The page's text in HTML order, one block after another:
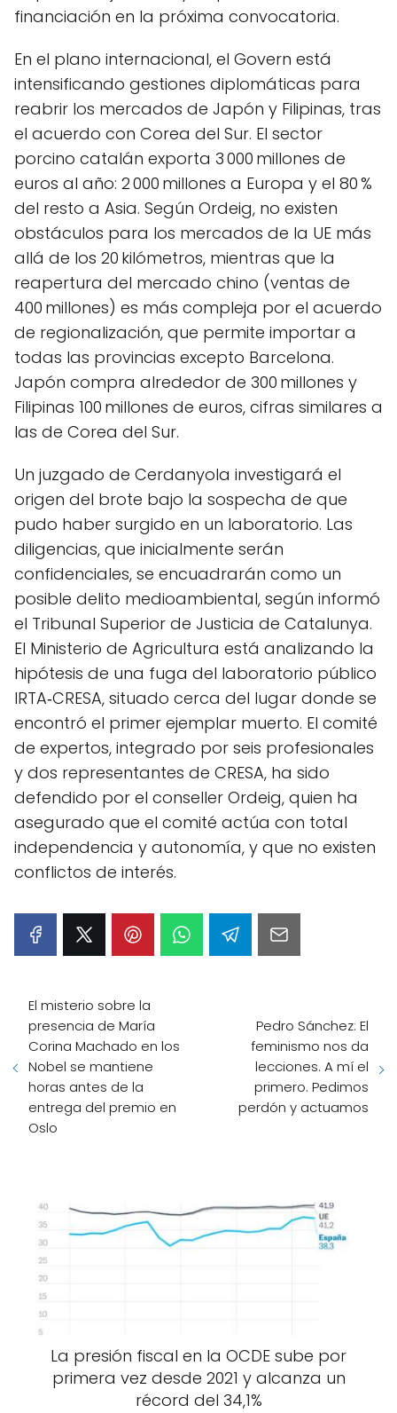
financiación en la próxima convocatoria.
En el plano internacional, el Govern está
intensificando gestiones diplomáticas para
reabrir los mercados de Japón y Filipinas, tras
el acuerdo con Corea del Sur. El sector
porcino catalán exporta 3 000 millones de
euros al año: 2 000 millones a Europa y el 80 %
del resto a Asia. Según Ordeig, no existen
obstáculos para los mercados de la UE más
allá de los 20 kilómetros, mientras que la
reapertura del mercado chino (ventas de
400 millones) es más compleja por el acuerdo
de regionalización, que permite importar a
todas las provincias excepto Barcelona.
Japón compra alrededor de 300 millones y
Filipinas 100 millones de euros, cifras similares a
las de Corea del Sur.
Un juzgado de Cerdanyola investigará el
origen del brote bajo la sospecha de que
pudo haber surgido en un laboratorio. Las
diligencias, que inicialmente serán
confidenciales, se encuadrarán como un
posible delito medioambiental, según informó
el Tribunal Superior de Justicia de Catalunya.
El Ministerio de Agricultura está analizando la
hipótesis de una fuga del laboratorio público
IRTA‑CRESA, situado cerca del lugar donde se
encontró el primer ejemplar muerto. El comité
de expertos, integrado por seis profesionales
y dos representantes de CRESA, ha sido
defendido por el conseller Ordeig, quien ha
asegurado que el comité actúa con total
independencia y autonomía, y que no existen
conflictos de interés.
El misterio sobre la
presencia de María
Corina Machado en los
Nobel se mantiene
horas antes de la
entrega del premio en
Oslo
Pedro Sánchez: El
feminismo nos da
lecciones. A mí el
primero. Pedimos
perdón y actuamos
La presión fiscal en la OCDE sube por
primera vez desde 2021 y alcanza un
récord del 34,1%